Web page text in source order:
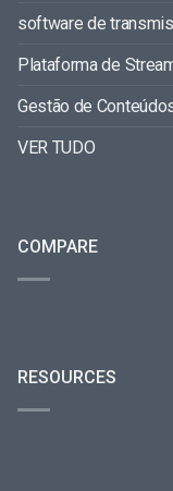
software de
Plataforma de
Gestão de
VER TUDO
COMPARE
RESOURCES